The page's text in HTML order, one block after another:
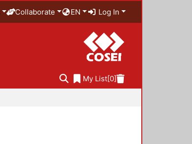
Collaborate EN Log In
My List[0]